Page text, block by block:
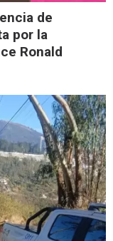
de
por la
Ronald